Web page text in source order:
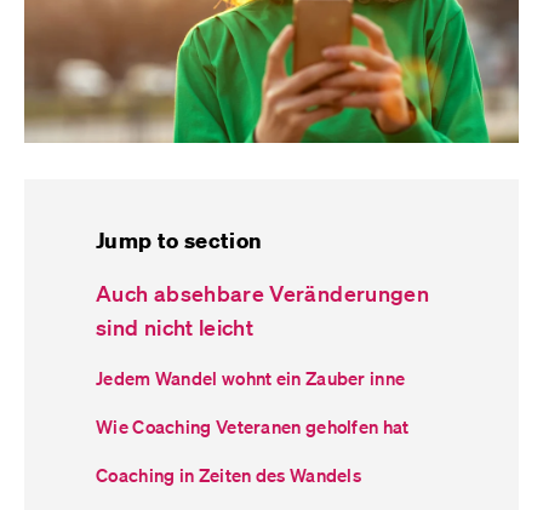
Jump to section
Auch absehbare Veränderungen
sind nicht leicht
Jedem Wandel wohnt ein Zauber inne
Wie Coaching Veteranen geholfen hat
Coaching in Zeiten des Wandels